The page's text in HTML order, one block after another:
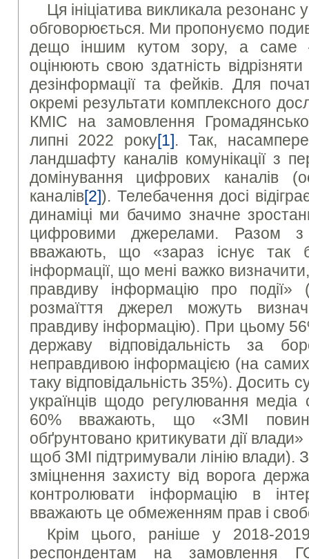
Ця ініціатива викликала резонанс
обговорюється. Ми пропонуємо
дещо іншим кутом зору, а саме
оцінюють свою здатність
дезінформації та фейків. Для
окремі результати комплексного
КМІС на замовлення
липні 2022 року[1]. Так,
ландшафту каналів комунікації з
домінування цифрових каналів
каналів[2]). Телебачення досі
динаміці ми бачимо значне
цифровими джерелами. Разом з
вважають, що «зараз існує так
інформації, що мені важко
правдиву інформацію про події»
розмаїття джерел можуть
правдиву інформацію). При цьому
державу відповідальність за
неправдивою інформацією (на
таку відповідальність 35%). Досить
українців щодо регулювання
60% вважають, що «ЗМІ
обґрунтовано критикувати дії
щоб ЗМІ підтримували лінію влади).
зміцнення захисту від ворога
контролювати інформацію в
вважають це обмеженням прав і
Крім цього, раніше у 2018-
респондентам на замовлення